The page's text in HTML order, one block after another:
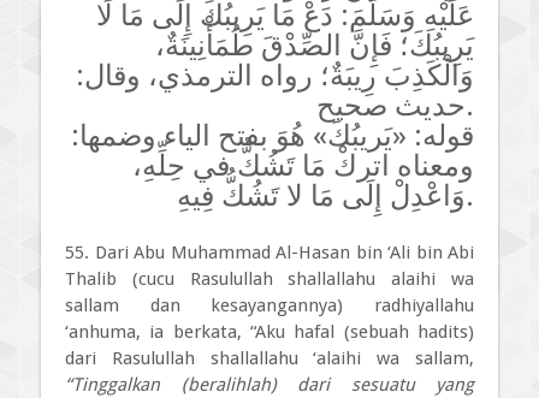
عَلَيْهِ وَسَلَّمَ: دَعْ مَا يَرِيبُكَ إِلَى مَا لَا
يَرِيبُكَ؛ فَإِنَّ الصِّدْقَ طُمَأْنِينَةٌ،
وَالْكَذِبَ رِيبَةٌ؛ رواه الترمذي، وقال:
حديث صحيح.
قوله: «يَريبُكَ» هُوَ بفتح الياء وضمها:
ومعناه اتركْ مَا تَشُكُّ في حِلِّهِ،
وَاعْدِلْ إِلَى مَا لا تَشُكُّ فِيهِ.
55. Dari Abu Muhammad Al-Hasan bin ‘Ali bin Abi
Thalib (cucu Rasulullah shallallahu alaihi wa
sallam dan kesayangannya) radhiyallahu
‘anhuma, ia berkata, “Aku hafal (sebuah hadits)
dari Rasulullah shallallahu ‘alaihi wa sallam,
“Tinggalkan (beralihlah) dari sesuatu yang